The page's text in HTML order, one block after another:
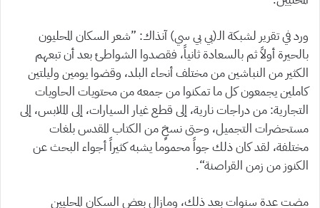
ورد في تقرير لشبكة الـ(بي بي سي) آنذاك: ”شعر السكان المحليون
بالحيرة أولاً ثم بالسعادة ثانياً، فقصدوا الشواطئ بعد أن تبعهم
الكثير من النباشين من مختلف أنحاء البلد، وقضوا يومين وليلتين
كاملين يجمعون كل ما تمكنوا من جمعه من محتويات الحاويات
التجارية: من دراجات نارية، إلى قطع غيار السيارات، إلى الملابس، إلى
مستحضرات التجميل، وحتى نسخٍ من الكتاب المقدس بلغات
مختلفة، لقد كان ذلك جواً محموما يشبه كثيراً أجواء البحث عن
الكنوز من زمن القراصنة“.
مضت عدة سنوات بعد ذلك، ومازال بعض السكان المحليين